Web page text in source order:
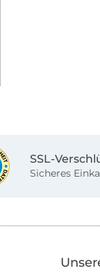
SSL-
Sicheres